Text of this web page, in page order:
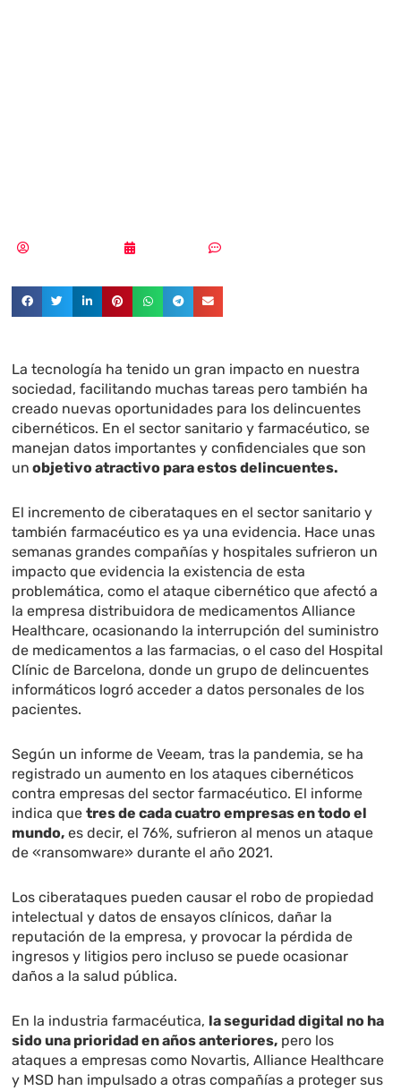
La tecnología ha tenido un gran impacto en nuestra
sociedad, facilitando muchas tareas pero también ha
creado nuevas oportunidades para los delincuentes
cibernéticos. En el sector sanitario y farmacéutico, se
manejan datos importantes y confidenciales que son
un objetivo atractivo para estos delincuentes.
El incremento de ciberataques en el sector sanitario y
también farmacéutico es ya una evidencia. Hace unas
semanas grandes compañías y hospitales sufrieron un
impacto que evidencia la existencia de esta
problemática, como el ataque cibernético que afectó a
la empresa distribuidora de medicamentos Alliance
Healthcare, ocasionando la interrupción del suministro
de medicamentos a las farmacias, o el caso del Hospital
Clínic de Barcelona, donde un grupo de delincuentes
informáticos logró acceder a datos personales de los
pacientes.
Según un informe de Veeam, tras la pandemia, se ha
registrado un aumento en los ataques cibernéticos
contra empresas del sector farmacéutico. El informe
indica quetres de cada cuatro empresas en todo el
mundo, es decir, el 76%, sufrieron al menos un ataque
de «ransomware» durante el año 2021.
Los ciberataques pueden causar el robo de propiedad
intelectual y datos de ensayos clínicos, dañar la
reputación de la empresa, y provocar la pérdida de
ingresos y litigios pero incluso se puede ocasionar
daños a la salud pública.
En la industria farmacéutica, la seguridad digital no ha
sido una prioridad en años anteriores, pero los
ataques a empresas como Novartis, Alliance Healthcare
y MSD han impulsado a otras compañías a proteger sus